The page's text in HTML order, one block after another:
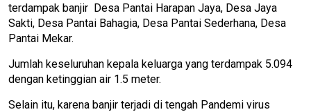
terdampak banjir Desa Pantai Harapan Jaya, Desa Jaya
Sakti, Desa Pantai Bahagia, Desa Pantai Sederhana, Desa
Pantai Mekar.
Jumlah keseluruhan kepala keluarga yang terdampak 5.094
dengan ketinggian air 1.5 meter.
Selain itu, karena banjir terjadi di tengah Pandemi virus